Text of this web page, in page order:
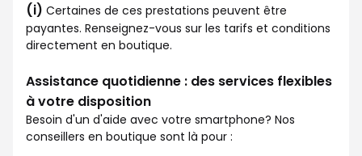
(i) Certaines de ces prestations peuvent être
payantes. Renseignez-vous sur les tarifs et conditions
directement en boutique.
Assistance quotidienne : des services flexibles
à votre disposition
Besoin d'un d'aide avec votre smartphone? Nos
conseillers en boutique sont là pour :